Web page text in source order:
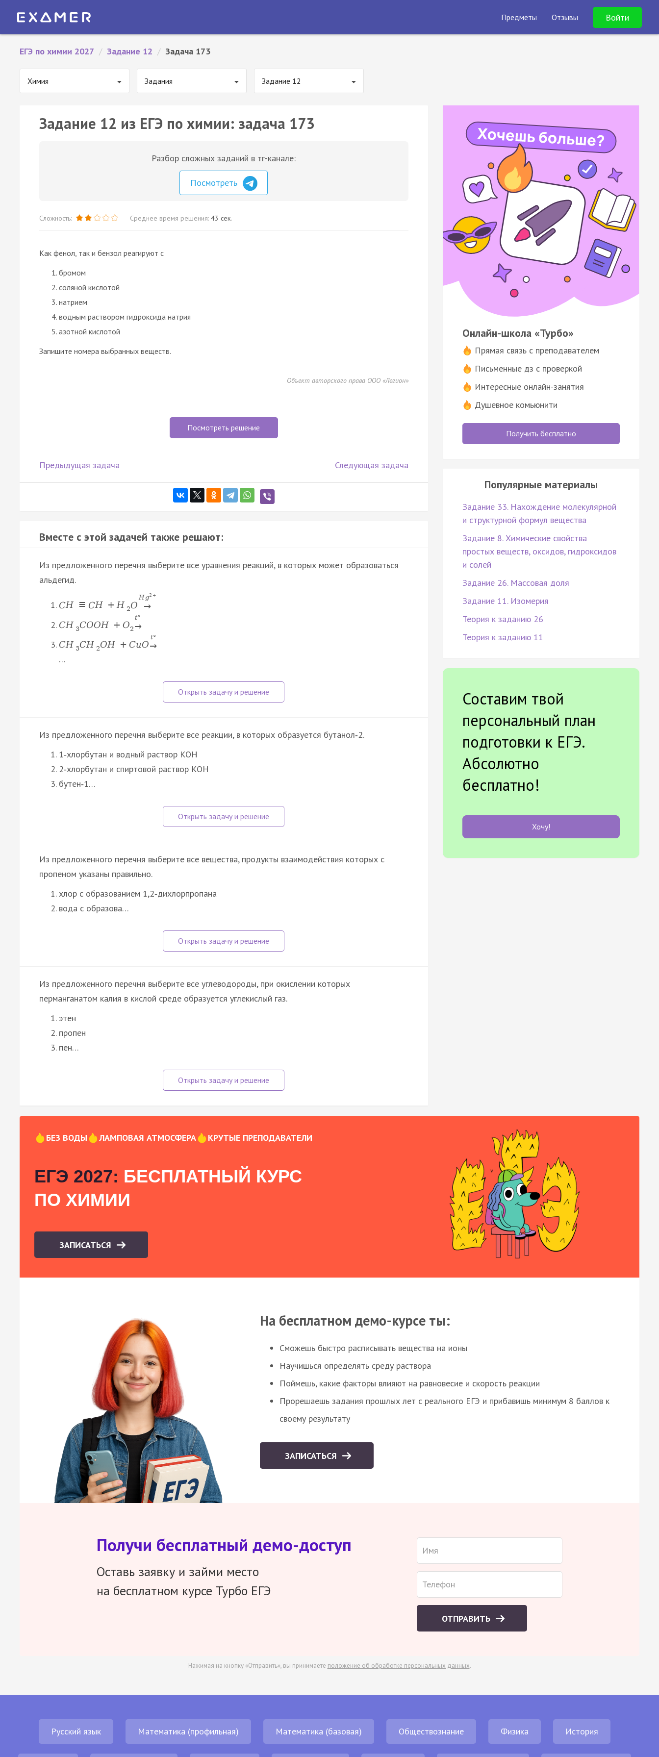
Предметы Отзывы Войти
ЕГЭ по химии 2027 / Задание 12 / Задача 173
Химия Задания Задание 12
Задание 12 из ЕГЭ по химии: задача 173
Разбор сложных заданий в тг-канале:
Посмотреть
Сложность: Среднее время решения: 43 сек.
Как фенол, так и бензол реагируют с
бромом
соляной кислотой
натрием
водным раствором гидроксида натрия
азотной кислотой
Запишите номера выбранных веществ.
Объект авторского права ООО «Легион»
Посмотреть решение
Предыдущая задача Следующая задача
Вместе с этой задачей также решают:
Из предложенного перечня выберите все уравнения реакций, в которых может образоваться
альдегид.
CH ≡ CH + H 2O
H g2 +
→
CH 3COOH + O2
t°
→
CH 3CH 2OH + CuO
t°
→
…
Из предложенного перечня выберите все реакции, в которых образуется бутанол‑2.
1‑хлорбутан и водный раствор КОН
2‑хлорбутан и спиртовой раствор КОН
бутен‑1…
Из предложенного перечня выберите все вещества, продукты взаимодействия которых с
пропеном указаны правильно.
хлор с образованием 1,2‑дихлорпропана
вода с образова…
Из предложенного перечня выберите все углеводороды, при окислении которых
перманганатом калия в кислой среде образуется углекислый газ.
этен
пропен
пен…
Онлайн-школа «Турбо»
Прямая связь с преподавателем
Письменные дз с проверкой
Интересные онлайн-занятия
Душевное комьюнити
Получить бесплатно
Популярные материалы
Задание 33. Нахождение молекулярной
и структурной формул вещества
Задание 8. Химические свойства
простых веществ, оксидов, гидроксидов
и солей
Задание 26. Массовая доля
Задание 11. Изомерия
Теория к заданию 26
Теория к заданию 11
Составим твой
персональный план
подготовки к ЕГЭ.
Абсолютно
бесплатно!
Хочу!
БЕЗ ВОДЫ ЛАМПОВАЯ АТМОСФЕРА КРУТЫЕ ПРЕПОДАВАТЕЛИ
ЕГЭ 2027: БЕСПЛАТНЫЙ КУРС
ПО ХИМИИ
ЗАПИСАТЬСЯ
На бесплатном демо-курсе ты:
Сможешь быстро расписывать вещества на ионы
Научишься определять среду раствора
Поймешь, какие факторы влияют на равновесие и скорость реакции
Прорешаешь задания прошлых лет с реального ЕГЭ и прибавишь минимум 8 баллов к
своему результату
ЗАПИСАТЬСЯ
Получи бесплатный демо-доступ
Оставь заявку и займи место
на бесплатном курсе Турбо ЕГЭ
ОТПРАВИТЬ
Нажимая на кнопку «Отправить», вы принимаете положение об обработке персональных данных.
Русский язык Математика (профильная) Математика (базовая) Обществознание Физика История